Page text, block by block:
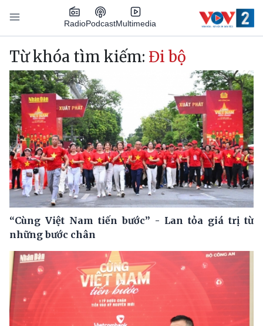
Nhảy đến nội dung
RadioPodcastMultimedia
Main navigation
Từ khóa tìm kiếm: Đi bộ
“Cùng Việt Nam tiến bước” - Lan tỏa giá trị từ
những bước chân